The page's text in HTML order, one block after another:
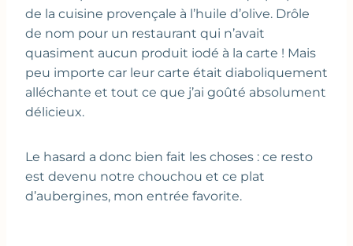
de la cuisine provençale à l’huile d’olive. Drôle
de nom pour un restaurant qui n’avait
quasiment aucun produit iodé à la carte ! Mais
peu importe car leur carte était diaboliquement
alléchante et tout ce que j’ai goûté absolument
délicieux.
Le hasard a donc bien fait les choses : ce resto
est devenu notre chouchou et ce plat
d’aubergines, mon entrée favorite.